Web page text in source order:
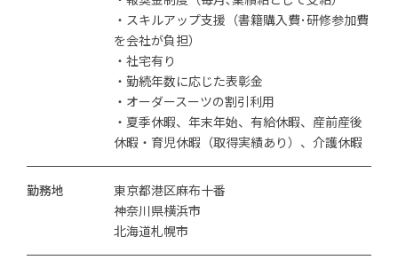
・スキルアップ支援（書籍購入費･研修参加費
を会社が負担）
・社宅有り
・勤続年数に応じた表彰金
・オーダースーツの割引利用
・夏季休暇、年末年始、有給休暇、産前産後
休暇・育児休暇（取得実績あり）、介護休暇
勤務地
東京都港区麻布十番
神奈川県横浜市
北海道札幌市